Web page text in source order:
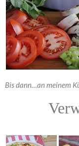
Bis dann…an meinem